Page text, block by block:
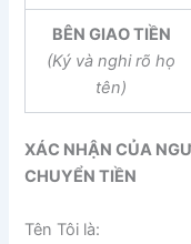
BÊN GIAO TIỀN
(Ký và nghi rõ họ
tên)
XÁC NHẬN CỦA
CHUYỂN TIỀN
Tên Tôi là: